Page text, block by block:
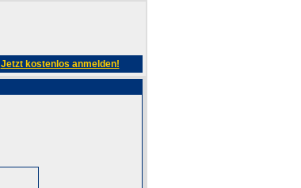
Jetzt kostenlos anmelden!